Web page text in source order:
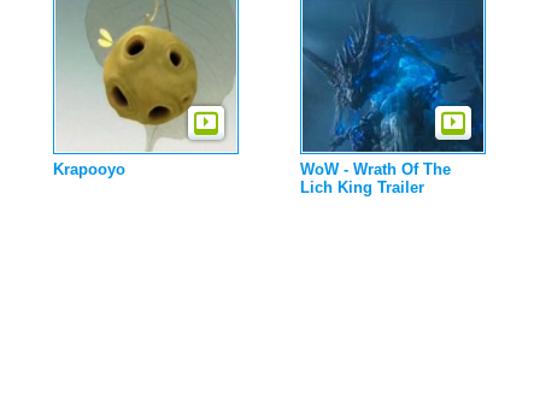
Krapooyo
WoW - Wrath Of The
Lich King Trailer